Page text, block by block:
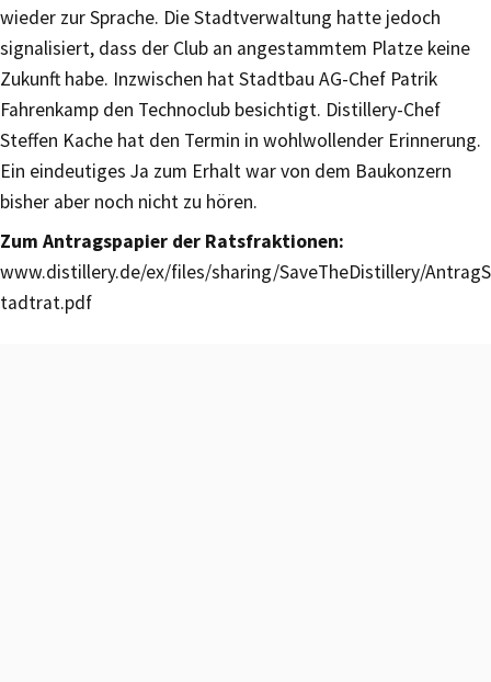
wieder zur Sprache. Die Stadtverwaltung hatte jedoch
signalisiert, dass der Club an angestammtem Platze keine
Zukunft habe. Inzwischen hat Stadtbau AG-Chef Patrik
Fahrenkamp den Technoclub besichtigt. Distillery-Chef
Steffen Kache hat den Termin in wohlwollender Erinnerung.
Ein eindeutiges Ja zum Erhalt war von dem Baukonzern
bisher aber noch nicht zu hören.
Zum Antragspapier der Ratsfraktionen:
www.distillery.de/ex/files/sharing/SaveTheDistillery/AntragS
tadtrat.pdf